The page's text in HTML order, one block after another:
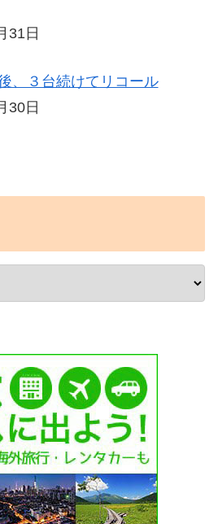
31日
、３台続けてリコール
30日